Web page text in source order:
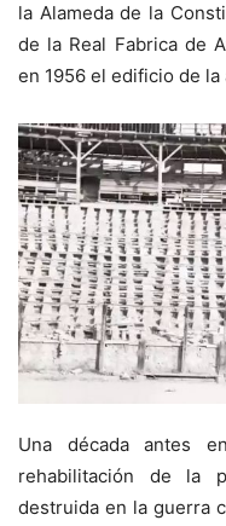
la Alameda de la
de la Real Fabrica de
en 1956 el edificio de
Una década antes
rehabilitación de la
destruida en la guerra